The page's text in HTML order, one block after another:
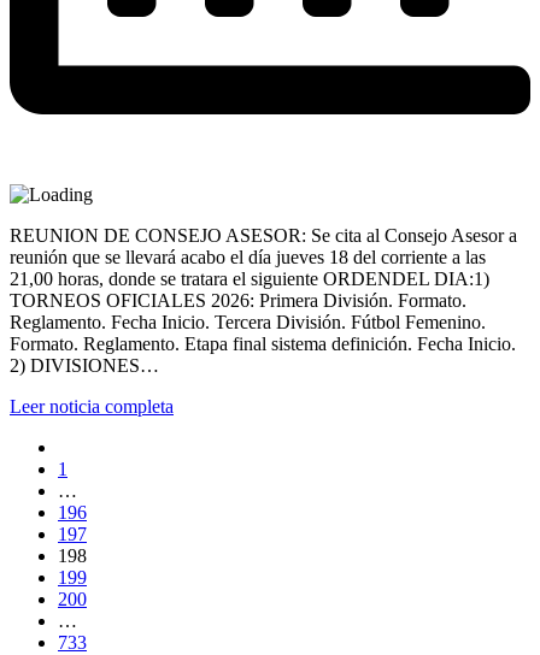
REUNION DE CONSEJO ASESOR: Se cita al Consejo Asesor a
reunión que se llevará acabo el día jueves 18 del corriente a las
21,00 horas, donde se tratara el siguiente ORDENDEL DIA:1)
TORNEOS OFICIALES 2026: Primera División. Formato.
Reglamento. Fecha Inicio. Tercera División. Fútbol Femenino.
Formato. Reglamento. Etapa final sistema definición. Fecha Inicio.
2) DIVISIONES…
Leer noticia completa
1
…
196
197
198
199
200
…
733